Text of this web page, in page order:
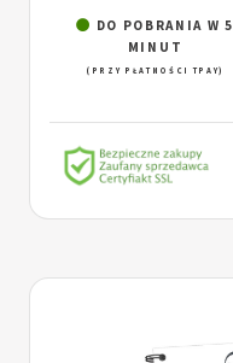
DO POBRANIA W 5
MINUT
(PRZY PŁATNOŚCI TPAY)